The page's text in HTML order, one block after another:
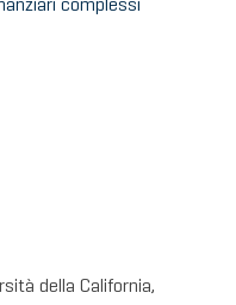
complessi
della California,